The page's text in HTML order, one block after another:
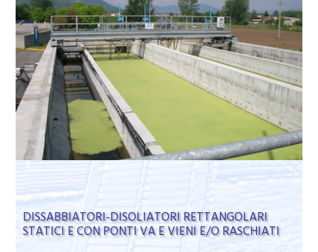
DISSABBIATORI-DISOLIATORI RETTANGOLARI
STATICI E CON PONTI VA E VIENI E/O RASCHIATI